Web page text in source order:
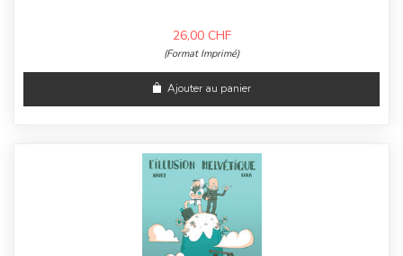
26,00 CHF
(Format Imprimé)
Ajouter au panier